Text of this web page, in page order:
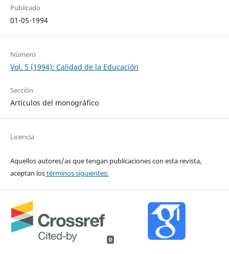
Publicado
01-05-1994
Número
Vol. 5 (1994): Calidad de la Educación
Sección
Artículos del monográfico
Licencia
Aquellos autores/as que tengan publicaciones con esta revista,
aceptan lostérminos siguientes:
0